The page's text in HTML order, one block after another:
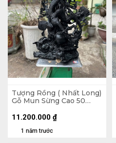
Tượng Rồng ( Nhất Long)
Gỗ Mun Sừng Cao 50
1 năm trước
11.200.000 ₫